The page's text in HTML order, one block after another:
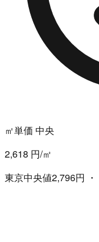
㎡単価 中央
2,618 円/㎡
東京中央値2,796円 ・